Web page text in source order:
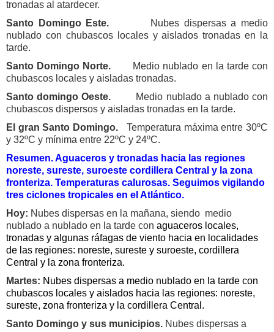
tronadas al atardecer.
Santo Domingo Este.
Nubes dispersas a medio
nublado con chubascos locales y aislados tronadas en la
tarde.
Santo Domingo Norte.
Medio nublado en la tarde con
chubascos locales y aisladas tronadas.
Santo domingo Oeste.
Medio nublado a nublado con
chubascos dispersos y aisladas tronadas en la tarde.
El gran Santo Domingo.
Temperatura máxima entre 30ºC
y 32ºC y mínima entre 22ºC y 24ºC.
Resumen. Aguaceros y tronadas hacia las regiones
noreste, sureste, suroeste cordillera Central y la zona
fronteriza. Temperaturas calurosas. Seguimos vigilando
tres ciclones tropicales en el Atlántico.
Hoy: Nubes dispersas en la mañana, siendo medio
nublado a nublado en la tarde con aguaceros locales,
tronadas y algunas ráfagas de viento hacia en localidades
de las regiones: noreste, sureste y suroeste, cordillera
Central y la zona fronteriza.
Martes: Nubes dispersas a medio nublado en la tarde con
chubascos locales y aislados hacia las regiones: noreste,
sureste, zona fronteriza y la cordillera Central.
Santo Domingo y sus municipios. Nubes dispersas a